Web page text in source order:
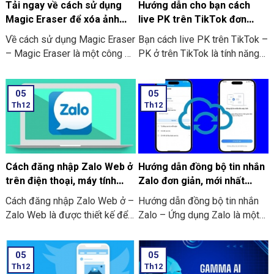
ngay dưới đây.
Tải ngay về cách sử dụng
Magic Eraser để xóa ảnh
trên điện thoại
Về cách sử dụng Magic Eraser
– Magic Eraser là một công cụ
Google Photos. Với chức năng
này được hoạt động tương tự
như Content-Aware của ứng
dụng Photoshop. Bạn có thể
dùng nó để loại bỏ những chi
tiết bạn không mong muốn
trên bất kỳ bức ảnh nào cùng
với sự hỗ trợ của AI. Cùng với
thao tác cực kỳ giản đơn đó là
tô chọn vùng cần xóa. Và thêm
nữa AI sẽ tự động xóa vùng
Hướng dẫn cho bạn cách
live PK trên TikTok đơn
giản, hiệu quả
Bạn cách live PK trên TikTok –
PK ở trên TikTok là tính năng
livestream đối đầu nhau xem
ai được nhiều lượt like hơn và
quà tặng nhiều nhất từ người
xem trực tiếp. Theo đó là cả 2
sẽ cùng đặt ra 1 yêu cầu mà
người thua sẽ phải chịu theo
người thắng (thông thường là
các thử thách có tính vui nhộn).
05
Th12
Cách đăng nhập Zalo Web ở
trên điện thoại, máy tính
không cần tải về
Cách đăng nhập Zalo Web ở –
Zalo Web là được thiết kế để
duyệt web của máy tính hoặc
là điện thoại. Thay vì bạn phải
tải và cài đặt lại ứng dụng
05
Th12
Hướng dẫn đồng bộ tin nhắn
Zalo đơn giản, mới nhất
2024
Hướng dẫn đồng bộ tin nhắn
Zalo – Ứng dụng Zalo là một
Việt Nam. Nó có vai trò quan
trọng trong việc kết nối và làm
việc. Tuy nhiên, để chuyển đổi
05
Th12
05
Th12